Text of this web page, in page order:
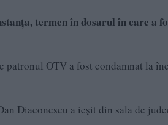
termen în dosarul în care a
patronul OTV a fost condamnat la
Diaconescu a ieșit din sala de